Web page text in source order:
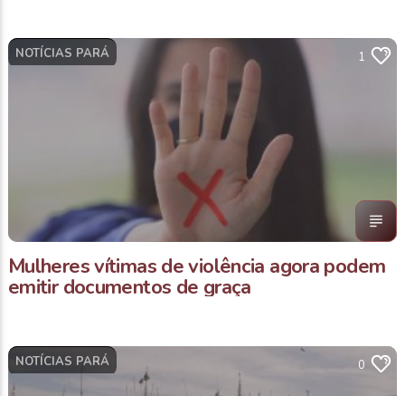
NOTÍCIAS PARÁ 1
Mulheres vítimas de violência agora podem
emitir documentos de graça
NOTÍCIAS PARÁ 0